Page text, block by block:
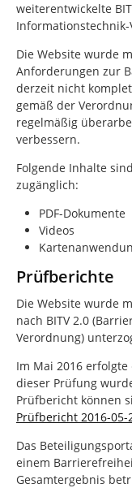
weiterentwickelte
Die Website wurde
Anforderungen zur
derzeit nicht
gemäß der
regelmäßig
verbessern.
Folgende Inhalte
zugänglich:
PDF-Dokumente
Videos
Prüfberichte
Die Website wurde
nach BITV 2.0
Verordnung)
Im Mai 2016
dieser Prüfung
Prüfbericht können
Prüfbericht 2016-
Das
einem
Gesamtergebnis